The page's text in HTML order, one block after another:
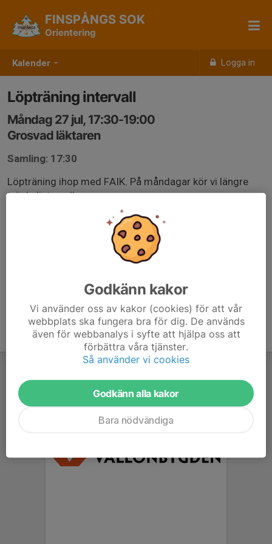
Kalender Logga in
FINSPÅNGS SOK
Orientering
Löpträning intervall
Måndag 27 jul, 17:30-19:00
Grosvad läktaren
Samling: 17:30
Löpträning ihop med FAIK. På måndagar kör vi längre
tröskelintervaller.
Godkänn kakor
Vi använder oss av kakor (cookies) för att vår
webbplats ska fungera bra för dig. De används
även för webbanalys i syfte att hjälpa oss att
förbättra våra tjänster.
Så använder vi cookies
Godkänn alla kakor
Bara nödvändiga